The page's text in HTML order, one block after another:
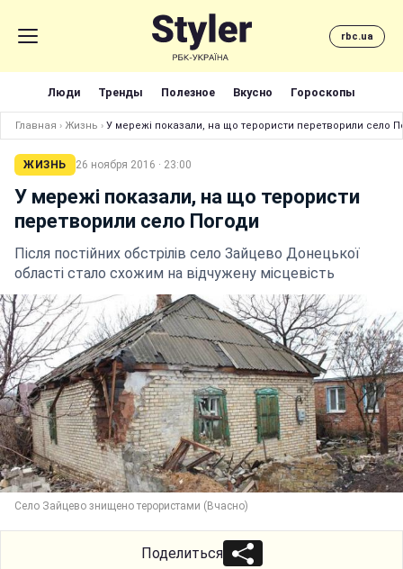
rbc.ua
Люди Тренды Полезное Вкусно Гороскопы
Главная › Жизнь › У мережі показали, на що терористи перетворили село
ЖИЗНЬ 26 ноября 2016 · 23:00
У мережі показали, на що терористи
перетворили село Погоди
Після постійних обстрілів село Зайцево Донецької
області стало схожим на відчужену місцевість
Село Зайцево знищено терористами (Вчасно)
Поделиться